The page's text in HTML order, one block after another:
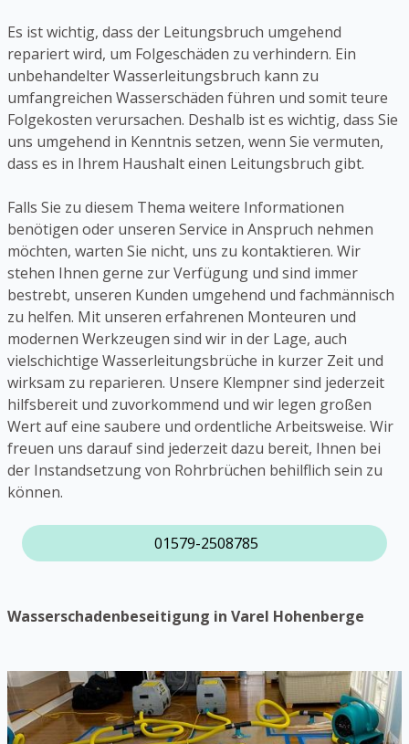
Es ist wichtig, dass der Leitungsbruch umgehend
repariert wird, um Folgeschäden zu verhindern. Ein
unbehandelter Wasserleitungsbruch kann zu
umfangreichen Wasserschäden führen und somit teure
Folgekosten verursachen. Deshalb ist es wichtig, dass Sie
uns umgehend in Kenntnis setzen, wenn Sie vermuten,
dass es in Ihrem Haushalt einen Leitungsbruch gibt.
Falls Sie zu diesem Thema weitere Informationen
benötigen oder unseren Service in Anspruch nehmen
möchten, warten Sie nicht, uns zu kontaktieren. Wir
stehen Ihnen gerne zur Verfügung und sind immer
bestrebt, unseren Kunden umgehend und fachmännisch
zu helfen. Mit unseren erfahrenen Monteuren und
modernen Werkzeugen sind wir in der Lage, auch
vielschichtige Wasserleitungsbrüche in kurzer Zeit und
wirksam zu reparieren. Unsere Klempner sind jederzeit
hilfsbereit und zuvorkommend und wir legen großen
Wert auf eine saubere und ordentliche Arbeitsweise. Wir
freuen uns darauf sind jederzeit dazu bereit, Ihnen bei
der Instandsetzung von Rohrbrüchen behilflich sein zu
können.
01579-2508785
Wasserschadenbeseitigung in Varel Hohenberge